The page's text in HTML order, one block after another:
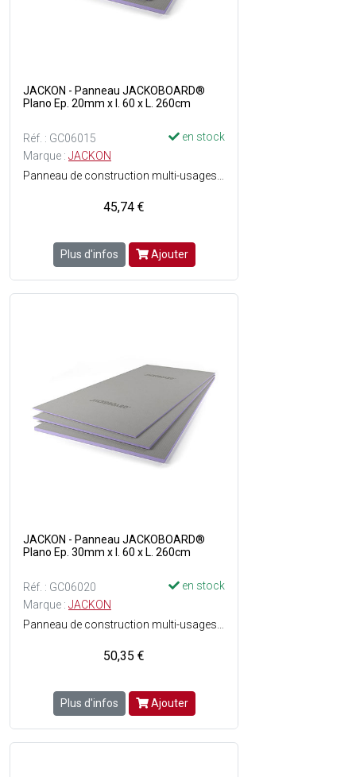
JACKON - Panneau JACKOBOARD®
Plano Ep. 20mm x l. 60 x L. 260cm
Réf. : GC06015
en stock
Marque : JACKON
45,74 €
Plus d'infos Ajouter
JACKON - Panneau JACKOBOARD®
Plano Ep. 30mm x l. 60 x L. 260cm
Réf. : GC06020
en stock
Marque : JACKON
50,35 €
Plus d'infos Ajouter